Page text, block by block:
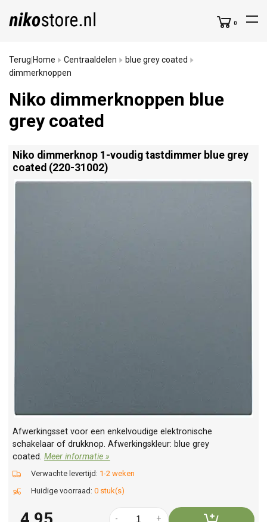
0
Terug Home Centraaldelen
blue grey coated
dimmerknoppen
Niko dimmerknoppen blue
grey coated
Niko dimmerknop 1-voudig tastdimmer blue grey
coated (220-31002)
Afwerkingsset voor een enkelvoudige elektronische
schakelaar of drukknop. Afwerkingskleur: blue grey
coated.Meer informatie »
Verwachte levertijd: 1-2 weken
Huidige voorraad: 0 stuk(s)
+
-